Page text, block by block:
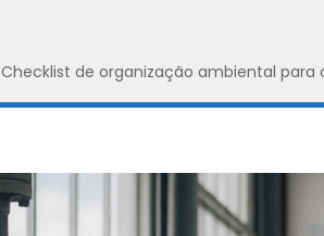
Checklist de organização ambiental para